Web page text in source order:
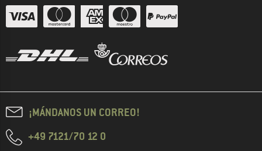
¡MÁNDANOS UN CORREO!
+49 7121/70 12 0